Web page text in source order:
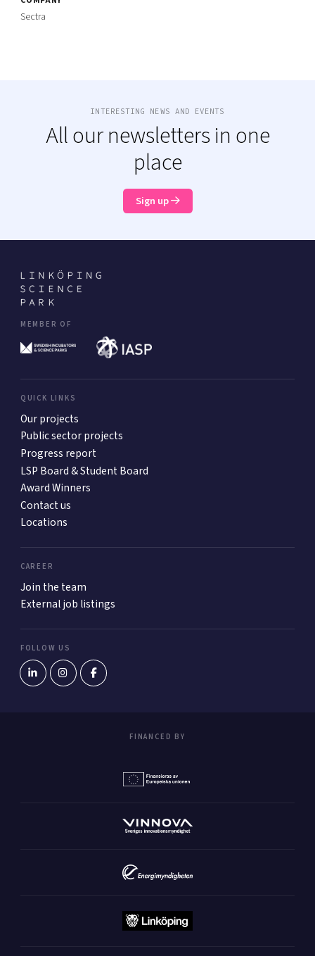
Sectra
INTERESTING NEWS AND EVENTS
All our newsletters in one
place
Sign up
MEMBER OF
QUICK LINKS
Our projects
Public sector projects
Progress report
LSP Board & Student Board
Award Winners
Contact us
Locations
CAREER
Join the team
External job listings
FOLLOW US
FINANCED BY